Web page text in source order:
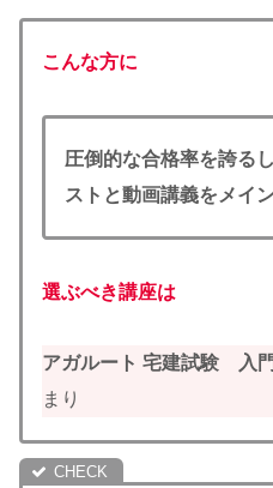
こんな方に
圧倒的な合格率を誇る
ストと動画講義をメイ
選ぶべき講座は
アガルート 宅建試験 入
まり